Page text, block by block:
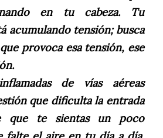
en tu cabeza. Tu
acumulando tensión; busca
provoca esa tensión, ese
de vías aéreas
que dificulta la entrada
que te sientas un poco